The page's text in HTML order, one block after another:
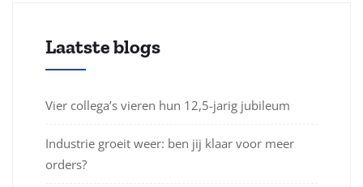
Laatste blogs
Vier collega’s vieren hun 12,5-jarig jubileum
Industrie groeit weer: ben jij klaar voor meer
orders?